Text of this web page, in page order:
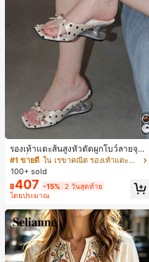
รองเท้าแตะส้นสูงหัวตัดผูกโบว์ลายจุดส
ายเดี่ยวส้นไม่สมมาตรสำหรับผู้หญิง, รอ
งเท้าแตะส้นสูงหนังเทียมสีขาวหรูหรา
สำหรับฤดูร้อน
#1 ขายดี
ใน เรขาคณิต รองเท้าแตะส้นสูงผู้หญิง
100+ sold
฿407 -15% 2 วันสุดท้าย
โดยประมาณ